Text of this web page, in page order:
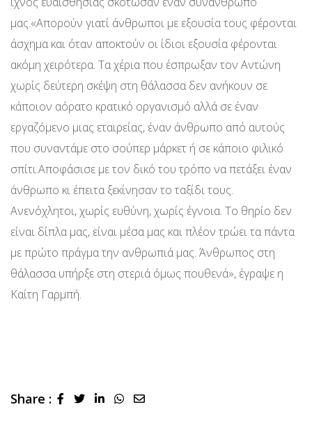
μας.«Απορούν γιατί άνθρωποι με εξουσία τους φέρονται
άσχημα και όταν αποκτούν οι ίδιοι εξουσία φέρονται
ακόμη χειρότερα. Τα χέρια που έσπρωξαν τον Αντώνη
χωρίς δεύτερη σκέψη στη θάλασσα δεν ανήκουν σε
κάποιον αόρατο κρατικό οργανισμό αλλά σε έναν
εργαζόμενο μιας εταιρείας, έναν άνθρωπο από αυτούς
που συναντάμε στο σούπερ μάρκετ ή σε κάποιο φιλικό
σπίτι.Αποφάσισε με τον δικό του τρόπο να πετάξει έναν
άνθρωπο κι έπειτα ξεκίνησαν το ταξίδι τους.
Ανενόχλητοι, χωρίς ευθύνη, χωρίς έγνοια. Το θηρίο δεν
είναι δίπλα μας, είναι μέσα μας και πλέον τρώει τα πάντα
με πρώτο πράγμα την ανθρωπιά μας. Άνθρωπος στη
θάλασσα υπήρξε στη στεριά όμως πουθενά», έγραψε η
Καίτη Γαρμπή.
Share : LinkedInWhatsapp
Share